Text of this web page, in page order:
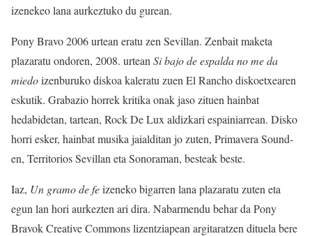
izenekeo lana aurkeztuko du gurean.
Pony Bravo 2006 urtean eratu zen Sevillan. Zenbait maketa
plazaratu ondoren, 2008. urtean Si bajo de espalda no me da
miedoizenburuko diskoa kaleratu zuen El Rancho diskoetxearen
eskutik. Grabazio horrek kritika onak jaso zituen hainbat
hedabidetan, tartean, Rock De Lux aldizkari espainiarrean. Disko
horri esker, hainbat musika jaialditan jo zuten, Primavera Sound-
en, Territorios Sevillan eta Sonoraman, besteak beste.
Iaz, Un gramo de feizeneko bigarren lana plazaratu zuten eta
egun lan hori aurkezten ari dira. Nabarmendu behar da Pony
Bravok Creative Commons lizentziapean argitaratzen dituela bere